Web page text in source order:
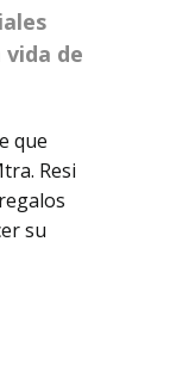
de
que
Resi
su